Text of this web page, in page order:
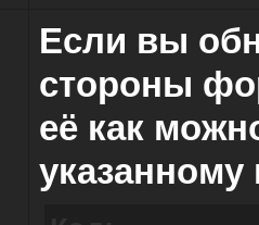
Если вы
стороны
её как
указанному